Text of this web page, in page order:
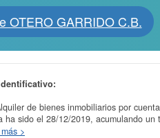
OTERO GARRIDO C.B.
de bienes inmobiliarios por
sido el 28/12/2019, acumulando
aspirar, en esta web puede
>